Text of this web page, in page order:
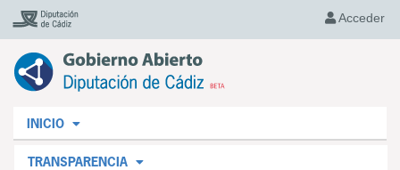
Acceder
INICIO
TRANSPARENCIA